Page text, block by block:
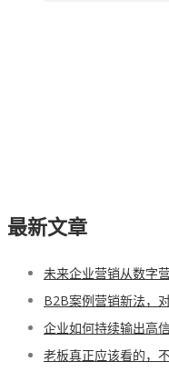
最新文章
未来企业营销从数字
B2B案例营销新法，
企业如何持续输出高
老板真正应该看的，